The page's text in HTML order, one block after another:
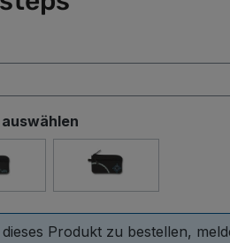
Windrose
Produkt zu bestellen,